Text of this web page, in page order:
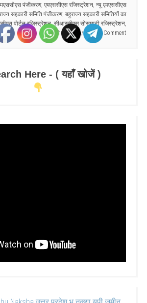
पंजीकरण, एमएससीएस रजिस्ट्रेशन, न्यू एमएससीएस
सहकारी समिति पंजीकरण, बहुराज्य सहकारी समितियों का
पोर्टल रजिस्ट्रेशन,सीआरसीएस सोसायटी रजिस्ट्रेशन,
सोसायटी पंजीकरण
Leave a Comment
Here - ( यहाँ खोजें )